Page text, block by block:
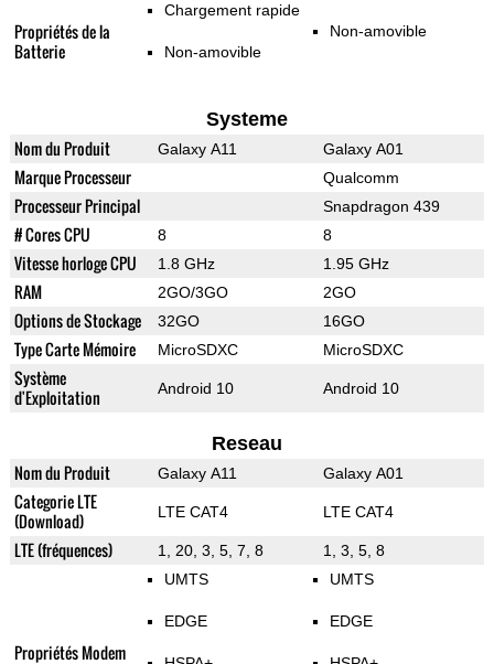
Propriétés de la
Batterie
Chargement rapide
Non-amovible
Non-amovible
Systeme
Nom du Produit Galaxy A11 Galaxy A01
Marque Processeur Qualcomm
Processeur Principal Snapdragon 439
# Cores CPU 8 8
Vitesse horloge CPU 1.8 GHz 1.95 GHz
RAM 2GO/3GO 2GO
Options de Stockage 32GO 16GO
Type Carte Mémoire MicroSDXC MicroSDXC
Système
d'Exploitation
Android 10 Android 10
Reseau
Nom du Produit Galaxy A11 Galaxy A01
Categorie LTE
(Download)
LTE CAT4 LTE CAT4
LTE (fréquences) 1, 20, 3, 5, 7, 8 1, 3, 5, 8
Propriétés Modem
UMTS
EDGE
UMTS
EDGE